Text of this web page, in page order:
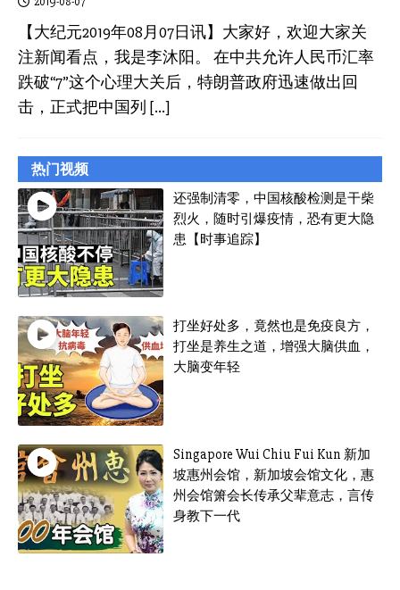
【大纪元2019年08月07日讯】大家好，欢迎大家关
注新闻看点，我是李沐阳。 在中共允许人民币汇率
跌破“7”这个心理大关后，特朗普政府迅速做出回
击，正式把中国列 […]
热门视频
还强制清零，中国核酸检测是干柴
烈火，随时引爆疫情，恐有更大隐
患【时事追踪】
打坐好处多，竟然也是免疫良方，
打坐是养生之道，增强大脑供血，
大脑变年轻
Singapore Wui Chiu Fui Kun 新加
坡惠州会馆，新加坡会馆文化，惠
州会馆箫会长传承父辈意志，言传
身教下一代